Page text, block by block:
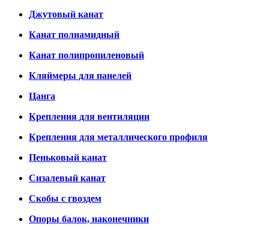
Джутовый канат
Канат полиамидный
Канат полипропиленовый
Кляймеры для панелей
Цанга
Крепления для вентиляции
Крепления для металлического профиля
Пеньковый канат
Сизалевый канат
Скобы с гвоздем
Опоры балок, наконечники